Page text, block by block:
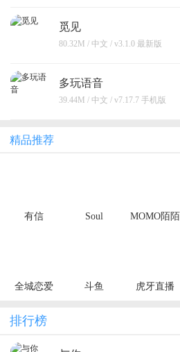
觅见
80.32M / 中文 / v3.1.0 最新版
多玩语音
39.44M / 中文 / v7.17.7 手机版
精品推荐
有信 Soul MOMO陌陌
全城恋爱 斗鱼 虎牙直播
排行榜